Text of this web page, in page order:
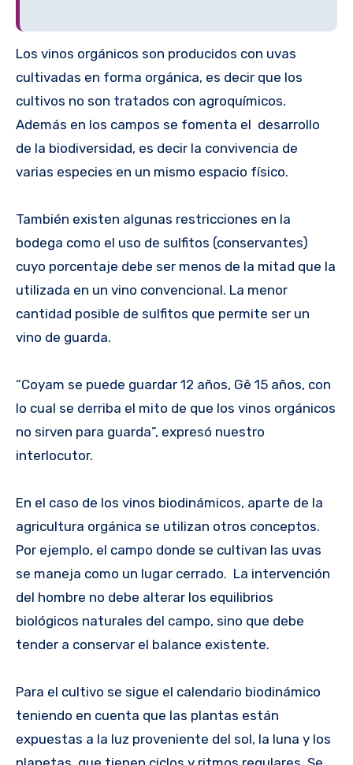
Los vinos orgánicos son producidos con uvas
cultivadas en forma orgánica, es decir que los
cultivos no son tratados con agroquímicos.
Además en los campos se fomenta el desarrollo
de la biodiversidad, es decir la convivencia de
varias especies en un mismo espacio físico.
También existen algunas restricciones en la
bodega como el uso de sulfitos (conservantes)
cuyo porcentaje debe ser menos de la mitad que la
utilizada en un vino convencional. La menor
cantidad posible de sulfitos que permite ser un
vino de guarda.
“Coyam se puede guardar 12 años, Gê 15 años, con
lo cual se derriba el mito de que los vinos orgánicos
no sirven para guarda”, expresó nuestro
interlocutor.
En el caso de los vinos biodinámicos, aparte de la
agricultura orgánica se utilizan otros conceptos.
Por ejemplo, el campo donde se cultivan las uvas
se maneja como un lugar cerrado. La intervención
del hombre no debe alterar los equilibrios
biológicos naturales del campo, sino que debe
tender a conservar el balance existente.
Para el cultivo se sigue el calendario biodinámico
teniendo en cuenta que las plantas están
expuestas a la luz proveniente del sol, la luna y los